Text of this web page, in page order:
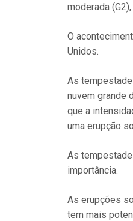
moderada
O
Unidos.
As
nuvem grande
que a
uma erupção
As
importância.
As erupções
tem mais